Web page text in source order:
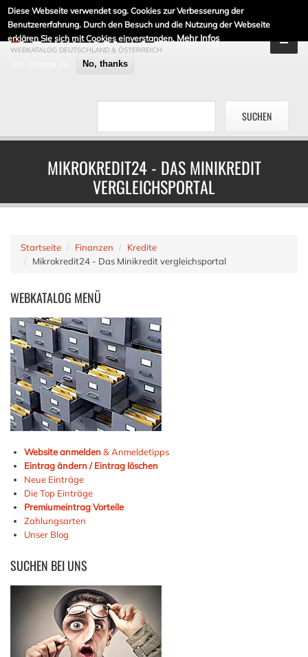
Diese Webseite verwendet sog. Cookies zur Verbesserung der
Benutzererfahrung. Durch den Besuch und die Nutzung der Webseite
erklären Sie sich mit Cookies einverstanden. Mehr Infos
No, thanks
DE-LINKLISTE.DE
WEBKATALOG DEUTSCHLAND & ÖSTERREICH
MIKROKREDIT24 - DAS MINIKREDIT
VERGLEICHSPORTAL
Startseite Finanzen
Kredite
Mikrokredit24 - Das Minikredit vergleichsportal
WEBKATALOG MENÜ
Website anmelden& Anmeldetipps
Eintrag ändern / Eintrag löschen
Neue Einträge
Die Top Einträge
Premiumeintrag Vorteile
Zahlungsarten
Unser Blog
SUCHEN BEI UNS